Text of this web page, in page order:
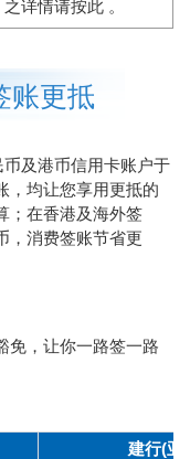
之详情请按此 。
更抵
及港币信用卡账户于
，均让您享用更抵的
；在香港及海外签
，消费签账节省更
免，让你一路签一路
建行(亚